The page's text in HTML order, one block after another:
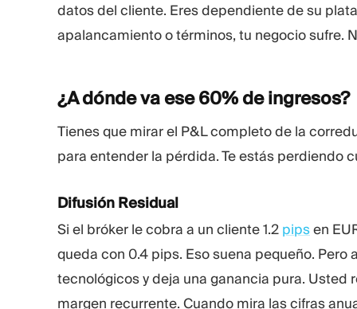
datos del cliente. Eres dependiente de su
apalancamiento o términos, tu negocio sufre.
¿A dónde va ese 60% deingresos?
Tienes que mirar el P&L completo de la
para entender la pérdida. Te estás perdiendo
Difusión Residual
Si el bróker le cobra a un cliente 1.2 pipsen
queda con 0.4 pips. Eso suena pequeño.
tecnológicos y deja una ganancia pura. Usted
margen recurrente. Cuando mira las cifras